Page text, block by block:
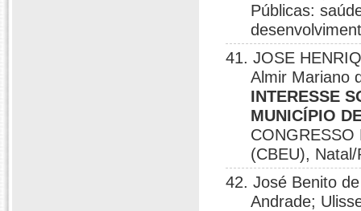
Públicas:
41. JOSE
Almir Mariano
INTERESSE
MUNICÍPIO
CONGRESSO
(CBEU),
42. José Benito
Andrade;